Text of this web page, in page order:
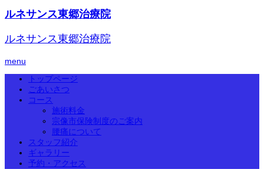
ルネサンス東郷治療院
ルネサンス東郷治療院
menu
トップページ
ごあいさつ
コース
施術料金
宗像市保険制度のご案内
腰痛について
スタッフ紹介
ギャラリー
予約・アクセス